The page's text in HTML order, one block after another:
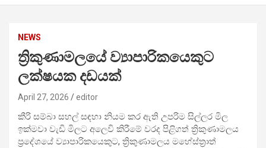
NEWS
ත්‍රිකුණාමලයේ ව්‍යාපාරිකයෙකුට
ලක්ෂයක දඩයක්
April 27, 2026 editor
කීරි සම්බා සහල් සඳහා නියම කර ඇති උපරිම සිල්ලර මිල
ඉක්මවා වැඩි මිලට අලෙවි කිරීමේ වරද පිළිගත් ත්‍රිකුණාමලය
ප්‍රදේශයේ ව්‍යාපාරිකයෙකුට, ත්‍රිකුණාමලය මහේස්ත්‍රාත්